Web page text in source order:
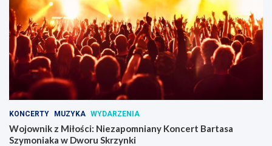
KONCERTY MUZYKA WYDARZENIA
Wojownik z Miłości: Niezapomniany Koncert Bartasa
Szymoniaka w Dworu Skrzynki